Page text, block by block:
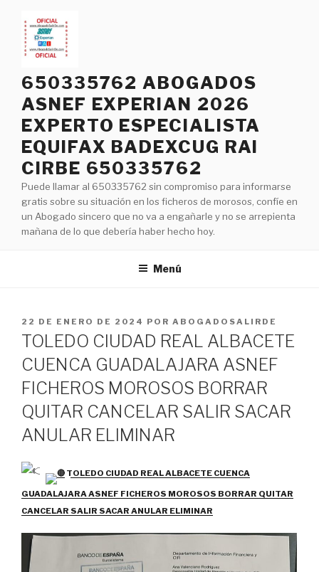
contenido
650335762 ABOGADOS
ASNEF EXPERIAN 2026
EXPERTO ESPECIALISTA
EQUIFAX BADEXCUG RAI
CIRBE 650335762
Puede llamar al 650335762 sin compromiso para informarse
gratis sobre su situación en los ficheros de morosos, confíe en
un Abogado sincero que no va a engañarle y no se arrepienta
mañana de lo que debería haber hecho hoy.
Menú
PUBLICADO
EL
22 DE ENERO DE 2024 POR ABOGADOSALIRDE
TOLEDO CIUDAD REAL ALBACETE
CUENCA GUADALAJARA ASNEF
FICHEROS MOROSOS BORRAR
QUITAR CANCELAR SALIR SACAR
ANULAR ELIMINAR
TOLEDO CIUDAD REAL ALBACETE CUENCA
GUADALAJARA ASNEF FICHEROS MOROSOS BORRAR QUITAR
CANCELAR SALIR SACAR ANULAR ELIMINAR